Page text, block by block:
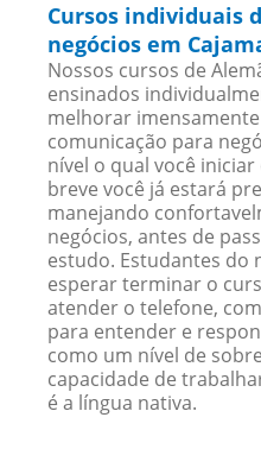
Cursos individuais
negócios em
Nossos cursos de
ensinados
melhorar
comunicação para
nível o qual você
breve você já estará
manejando
negócios, antes de
estudo. Estudantes do
esperar terminar o
atender o telefone,
para entender e
como um nível de
capacidade de
é a língua nativa.